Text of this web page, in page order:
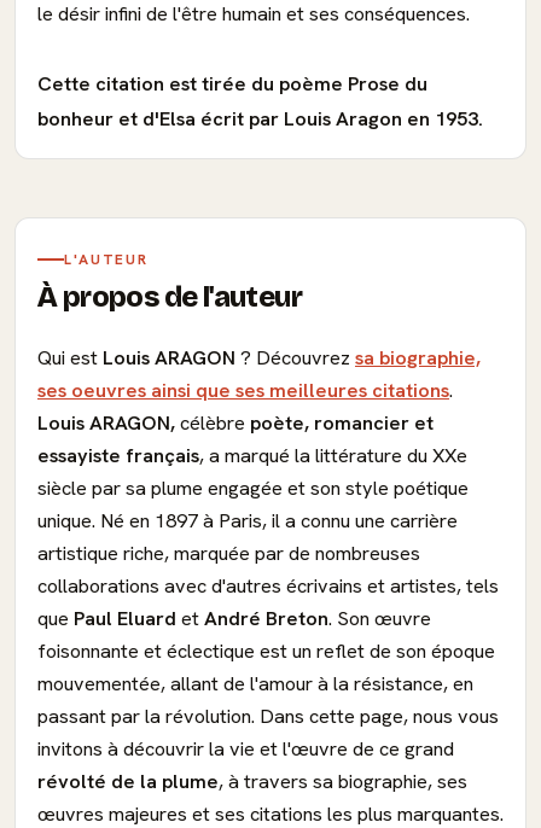
le désir infini de l'être humain et ses conséquences.
Cette citation est tirée du poème Prose du
bonheur et d'Elsa écrit par Louis Aragon en 1953.
L'AUTEUR
À propos de l'auteur
Qui est Louis ARAGON ? Découvrez sa biographie,
ses oeuvres ainsi que ses meilleures citations.
Louis ARAGON,célèbre poète, romancier et
essayiste français, a marqué la littérature du XXe
siècle par sa plume engagée et son style poétique
unique. Né en 1897 à Paris, il a connu une carrière
artistique riche, marquée par de nombreuses
collaborations avec d'autres écrivains et artistes, tels
que Paul Eluard etAndré Breton. Son œuvre
foisonnante et éclectique est un reflet de son époque
mouvementée, allant de l'amour à la résistance, en
passant par la révolution. Dans cette page, nous vous
invitons à découvrir la vie et l'œuvre de ce grand
révolté de la plume, à travers sa biographie, ses
œuvres majeures et ses citations les plus marquantes.